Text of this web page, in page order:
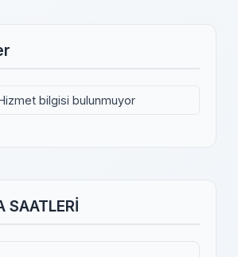
bilgisi bulunmuyor
SAATLERİ